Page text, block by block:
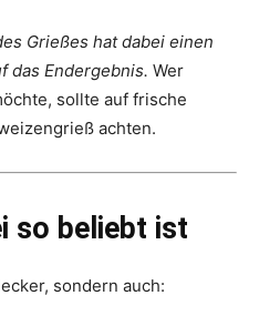
Grießes hat dabei einen
das Endergebnis. Wer
sollte auf frische
achten.
so beliebt ist
sondern auch: